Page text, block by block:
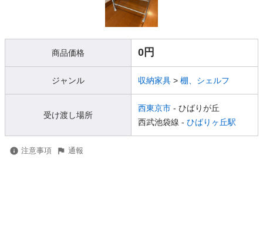
商品価格 0円
ジャンル 収納家具 > 棚、シェルフ
受け渡し場所
西東京市 - ひばりが丘
西武池袋線 - ひばりヶ丘駅
注意事項 通報